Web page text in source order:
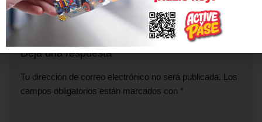
Deja una respuesta
Tu dirección de correo electrónico no será publicada. Los
campos obligatorios están marcados con *